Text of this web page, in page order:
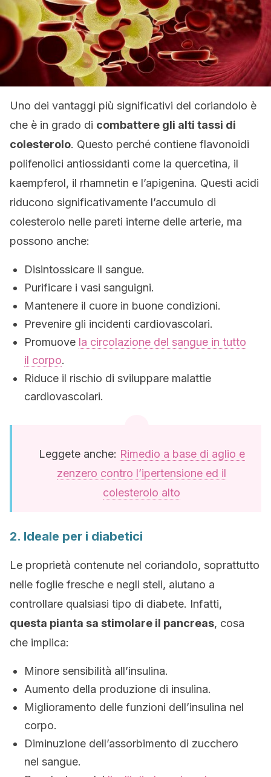
Uno dei vantaggi più significativi del coriandolo è
che è in grado di combattere gli alti tassi di
colesterolo. Questo perché contiene flavonoidi
polifenolici antiossidanti come la quercetina, il
kaempferol, il rhamnetin e l’apigenina. Questi acidi
riducono significativamente l’accumulo di
colesterolo nelle pareti interne delle arterie, ma
possono anche:
Disintossicare il sangue.
Purificare i vasi sanguigni.
Mantenere il cuore in buone condizioni.
Prevenire gli incidenti cardiovascolari.
Promuove la circolazione del sangue in tutto
il corpo.
Riduce il rischio di sviluppare malattie
cardiovascolari.
Leggete anche: Rimedio a base di aglio e
zenzero contro l’ipertensione ed il
colesterolo alto
2. Ideale per i diabetici
Le proprietà contenute nel coriandolo, soprattutto
nelle foglie fresche e negli steli, aiutano a
controllare qualsiasi tipo di diabete. Infatti,
questa pianta sa stimolare il pancreas, cosa
che implica:
Minore sensibilità all’insulina.
Aumento della produzione di insulina.
Miglioramento delle funzioni dell’insulina nel
corpo.
Diminuzione dell’assorbimento di zucchero
nel sangue.